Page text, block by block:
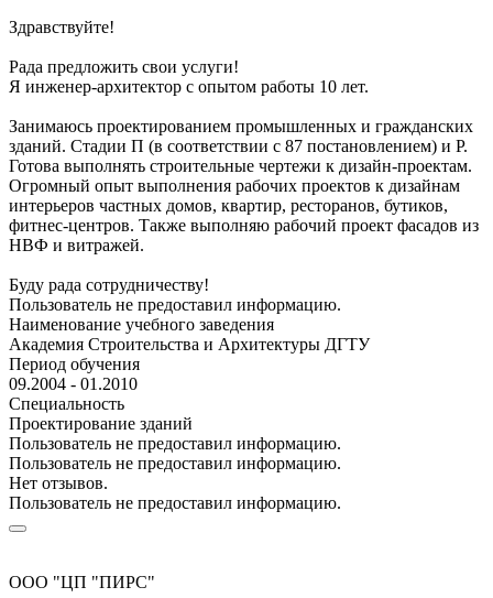
Здравствуйте!
Рада предложить свои услуги!
Я инженер-архитектор с опытом работы 10 лет.
Занимаюсь проектированием промышленных и гражданских
зданий. Стадии П (в соответствии с 87 постановлением) и Р.
Готова выполнять строительные чертежи к дизайн-проектам.
Огромный опыт выполнения рабочих проектов к дизайнам
интерьеров частных домов, квартир, ресторанов, бутиков,
фитнес-центров. Также выполняю рабочий проект фасадов из
НВФ и витражей.
Буду рада сотрудничеству!
Пользователь не предоставил информацию.
Наименование учебного заведения
Академия Строительства и Архитектуры ДГТУ
Период обучения
09.2004 - 01.2010
Специальность
Проектирование зданий
Пользователь не предоставил информацию.
Пользователь не предоставил информацию.
Нет отзывов.
Пользователь не предоставил информацию.
ООО "ЦП "ПИРС"